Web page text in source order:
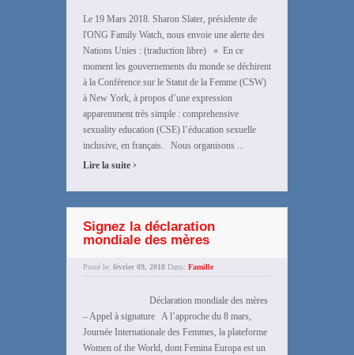
Le 19 Mars 2018. Sharon Slater, présidente de
l'ONG Family Watch, nous envoie une alerte des
Nations Unies : (traduction libre) « En ce
moment les gouvernements du monde se déchirent
à la Conférence sur le Statut de la Femme (CSW)
à New York, à propos d’une expression
apparemment très simple : comprehensive
sexuality education (CSE) l’éducation sexuelle
inclusive, en français. Nous organisons ...
Lire la suite ›
Signez la déclaration
mondiale des mères
Posté le: février 09, 2018 Dans: Famille
Déclaration mondiale des mères
– Appel à signature A l’approche du 8 mars,
Journée Internationale des Femmes, la plateforme
Women of the World, dont Femina Europa est un